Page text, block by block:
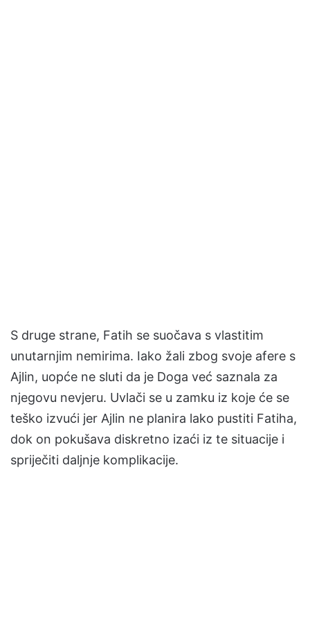
S druge strane, Fatih se suočava s vlastitim
unutarnjim nemirima. Iako žali zbog svoje afere s
Ajlin, uopće ne sluti da je Doga već saznala za
njegovu nevjeru. Uvlači se u zamku iz koje će se
teško izvući jer Ajlin ne planira lako pustiti Fatiha,
dok on pokušava diskretno izaći iz te situacije i
spriječiti daljnje komplikacije.